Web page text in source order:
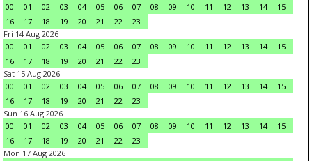
00
01 02 03 04 05 06 07 08 09 10 11 12 13 14
15
16
17 18 19 20 21 22
23
Fri 14 Aug 2026
00
01 02 03 04 05 06 07 08 09 10 11 12 13 14
15
16
17 18 19 20 21 22
23
Sat 15 Aug 2026
00
01 02 03 04 05 06 07 08 09 10 11 12 13 14
15
16
17 18 19 20 21 22
23
Sun 16 Aug 2026
00
01 02 03 04 05 06 07 08 09 10 11 12 13 14
15
16
17 18 19 20 21 22
23
Mon 17 Aug 2026